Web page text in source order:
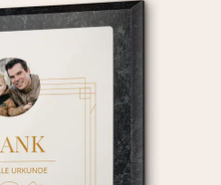
Bewertungen)
Kunden bewerten uns mit
aller Länder, in